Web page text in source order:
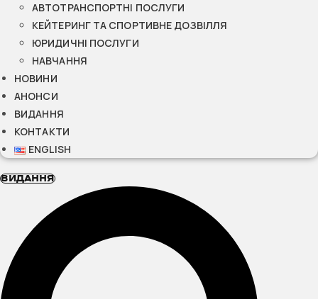
АВТОТРАНСПОРТНІ ПОСЛУГИ
КЕЙТЕРИНГ ТА СПОРТИВНЕ ДОЗВІЛЛЯ
ЮРИДИЧНІ ПОСЛУГИ
НАВЧАННЯ
НОВИНИ
АНОНСИ
ВИДАННЯ
КОНТАКТИ
ENGLISH
ВИДАННЯ